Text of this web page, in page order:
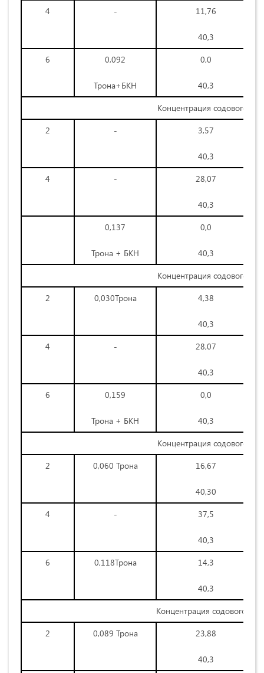
4 - 11,76
40,3
6
0,092
Трона+БКН
0,0
40,3
Концентрация содового
2
- 3,57
40,3
4
- 28,07
40,3
0,137
Трона + БКН
0,0
40,3
Концентрация содового
2
0,030Трона 4,38
40,3
4
- 28,07
40,3
6
0,159
Трона + БКН
0,0
40,3
Концентрация содового
2
0,060 Трона 16,67
40,30
4
- 37,5
40,3
6
0,118Трона 14,3
40,3
Концентрация содового
2
0,089 Трона 23,88
40,3